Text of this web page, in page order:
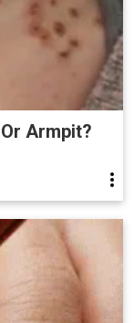
Armpit?